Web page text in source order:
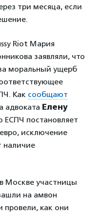
три месяца, если
Riot Мария
заявляли, что
моральный ущерб
Как сообщают
адвоката Елену
ЕСПЧ постановляет
исключение
наличие
Москве участницы
на амвон
провели, как они